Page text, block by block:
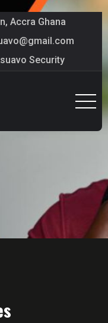
Accra Ghana
Security